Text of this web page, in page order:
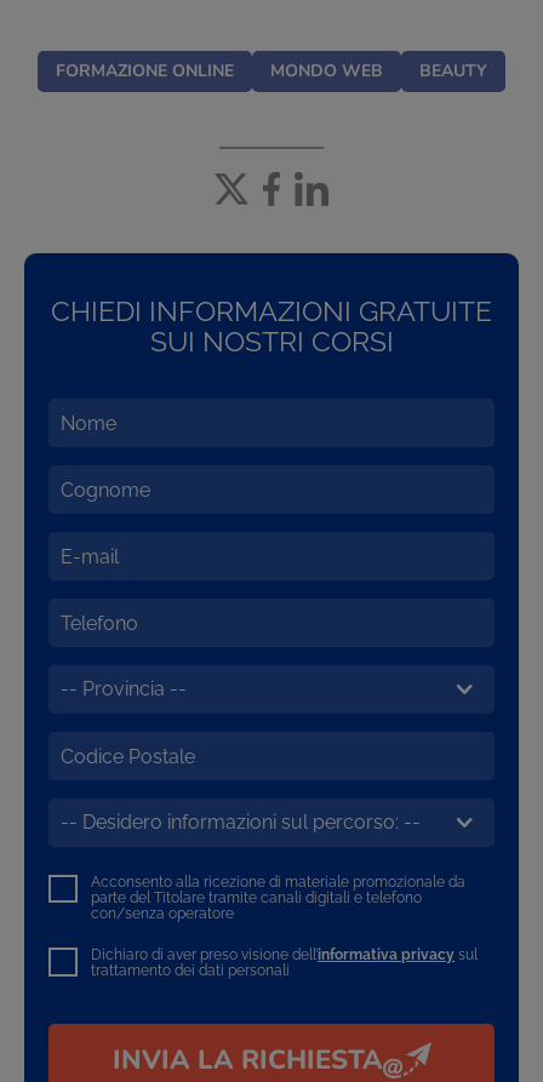
FORMAZIONE ONLINE MONDO WEB BEAUTY
CHIEDI INFORMAZIONI GRATUITE
SUI NOSTRI CORSI
Acconsento alla ricezione di materiale promozionale da
parte del Titolare tramite canali digitali e telefono
con/senza operatore
Dichiaro di aver preso visione dell’informativa privacy sul
trattamento dei dati personali
INVIA LA RICHIESTA